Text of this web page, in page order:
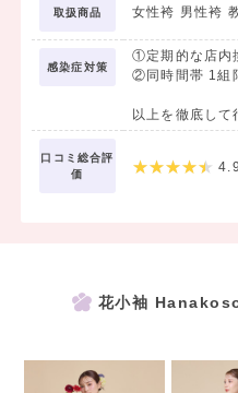
取扱商品 女性袴 男性袴
感染症対策
①定期的な店内
②同時間帯 1組
以上を徹底し
口コミ総合評
価
4.9
花小袖